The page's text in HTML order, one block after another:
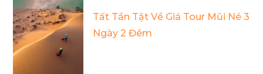
Tất Tần Tật Về Giá Tour Mũi Né 3
Ngày 2 Đêm